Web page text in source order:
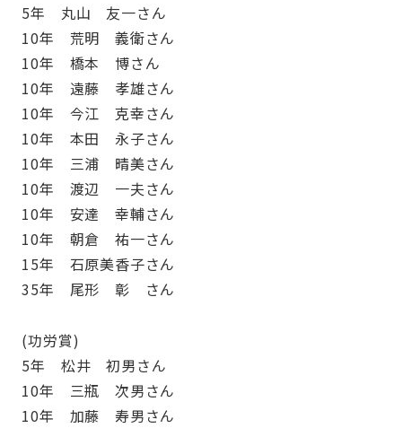
5年 丸山 友一さん
10年 荒明 義衛さん
10年 橋本 博さん
10年 遠藤 孝雄さん
10年 今江 克幸さん
10年 本田 永子さん
10年 三浦 晴美さん
10年 渡辺 一夫さん
10年 安達 幸輔さん
10年 朝倉 祐一さん
15年 石原美香子さん
35年 尾形 彰 さん
(功労賞)
5年 松井 初男さん
10年 三瓶 次男さん
10年 加藤 寿男さん